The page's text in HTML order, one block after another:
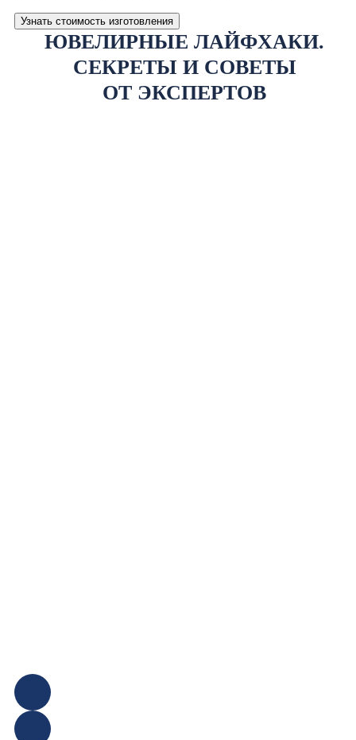
Узнать стоимость изготовления
ЮВЕЛИРНЫЕ ЛАЙФХАКИ.
СЕКРЕТЫ И СОВЕТЫ
ОТ ЭКСПЕРТОВ